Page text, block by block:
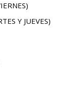
Y JUEVES)